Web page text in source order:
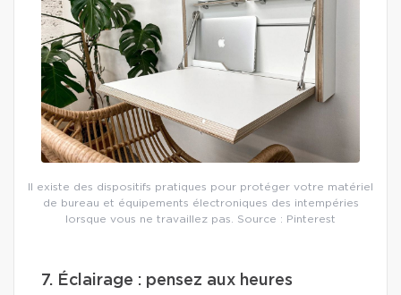
Il existe des dispositifs pratiques pour protéger votre matériel
de bureau et équipements électroniques des intempéries
lorsque vous ne travaillez pas. Source : Pinterest
7. Éclairage : pensez aux heures